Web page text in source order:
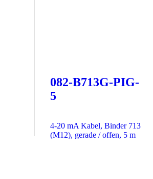
082-B713G-PIG-
5
4-20 mA Kabel, Binder 713
(M12), gerade / offen, 5 m